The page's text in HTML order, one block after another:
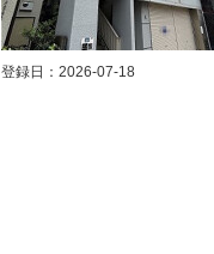
登録日：2026-07-18